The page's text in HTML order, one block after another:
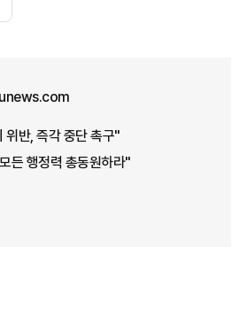
반, 즉각 중단 촉구"
든 행정력 총동원하라"